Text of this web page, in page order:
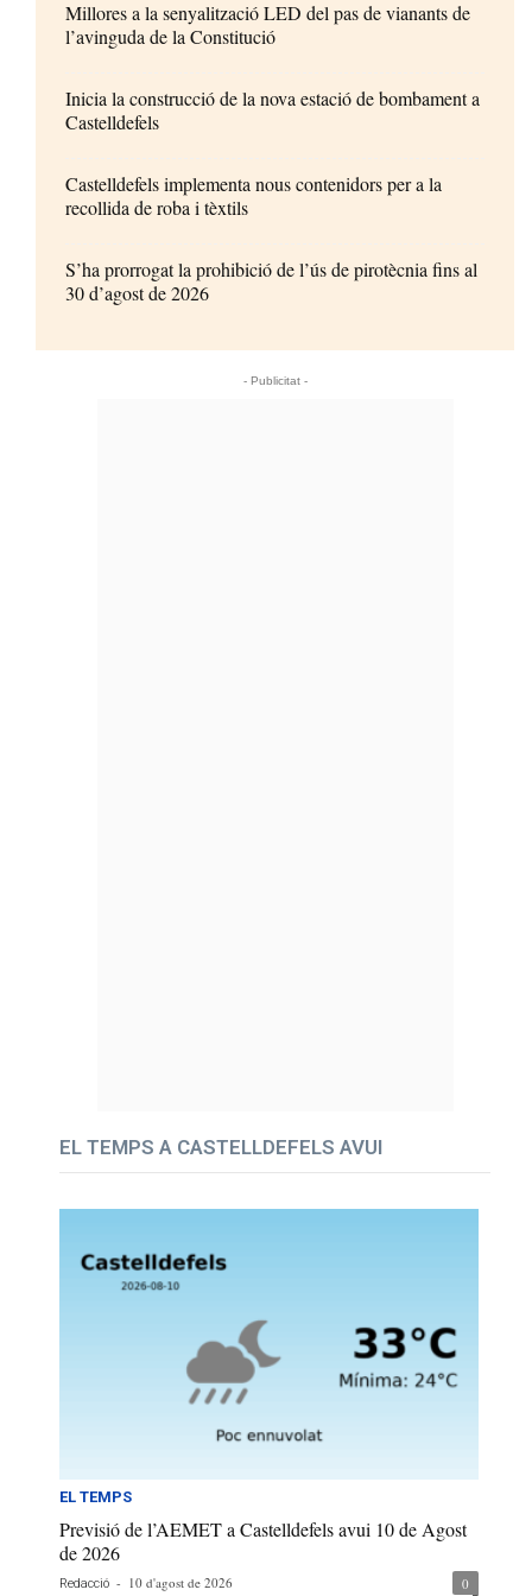
Millores a la senyalització LED del pas de vianants de
l’avinguda de la Constitució
Inicia la construcció de la nova estació de bombament a
Castelldefels
Castelldefels implementa nous contenidors per a la
recollida de roba i tèxtils
S’ha prorrogat la prohibició de l’ús de pirotècnia fins al
30 d’agost de 2026
- Publicitat -
EL TEMPS A CASTELLDEFELS AVUI
EL TEMPS
Previsió de l’AEMET a Castelldefels avui 10 de Agost
de 2026
Redacció - 10 d'agost de 2026 0